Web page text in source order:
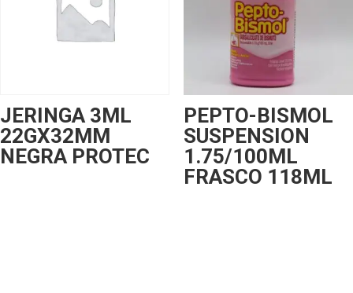
JERINGA 3ML
22GX32MM
NEGRA PROTEC
PEPTO-BISMOL
SUSPENSION
1.75/100ML
FRASCO 118ML